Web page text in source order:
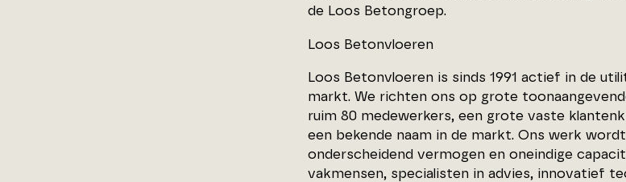
de Loos Betongroep.
Loos Betonvloeren
Loos Betonvloeren is sinds 1991 actief in de
markt. We richten ons op grote
ruim 80 medewerkers, een grote vaste
een bekende naam in de markt. Ons werk
onderscheidend vermogen en oneindige
vakmensen, specialisten in advies, innovatief